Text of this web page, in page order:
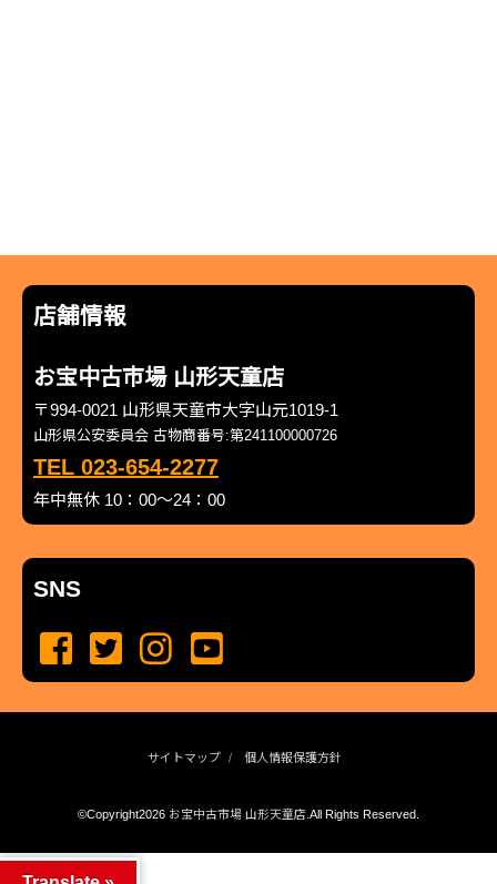
店舗情報
お宝中古市場 山形天童店
〒994-0021 山形県天童市大字山元1019-1
山形県公安委員会 古物商番号:第241100000726
TEL 023-654-2277
年中無休 10：00～24：00
SNS
サイトマップ 個人情報保護方針
©Copyright2026 お宝中古市場 山形天童店.All Rights Reserved.